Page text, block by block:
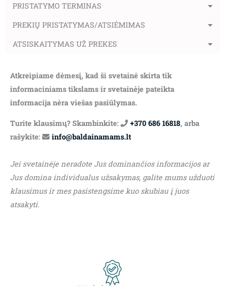
PRISTATYMO TERMINAS
PREKIŲ PRISTATYMAS/ATSIĖMIMAS
ATSISKAITYMAS UŽ PREKES
Atkreipiame dėmesį, kad ši svetainė skirta tik
informaciniams tikslams ir svetainėje pateikta
informacija nėra viešas pasiūlymas.
Turite klausimų? Skambinkite: +370 686 16818, arba
rašykite:
info@baldainamams.lt
Jei svetainėje neradote Jus dominančios informacijos ar
Jus domina individualus užsakymas, galite mums užduoti
klausimus ir mes pasistengsime kuo skubiau į juos
atsakyti.